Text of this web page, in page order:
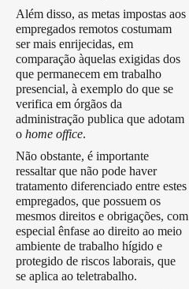
Além disso, as metas impostas aos
empregados remotos costumam
ser mais enrijecidas, em
comparação àquelas exigidas dos
que permanecem em trabalho
presencial, à exemplo do que se
verifica em órgãos da
administração publica que adotam
o home office.
Não obstante, é importante
ressaltar que não pode haver
tratamento diferenciado entre estes
empregados, que possuem os
mesmos direitos e obrigações, com
especial ênfase ao direito ao meio
ambiente de trabalho hígido e
protegido de riscos laborais, que
se aplica ao teletrabalho.